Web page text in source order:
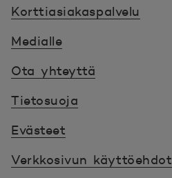
Korttiasiakaspalvelu
Medialle
Ota yhteyttä
Tietosuoja
Evästeet
Verkkosivun käyttöehdot